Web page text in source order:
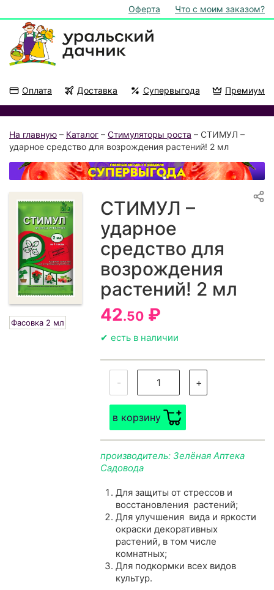
Оферта Что с моим заказом?
Оплата Доставка Супервыгода Премиум
На главную – Каталог – Стимуляторы роста – СТИМУЛ –
ударное средство для возрождения растений! 2 мл
Фасовка 2 мл
СТИМУЛ –
ударное
средство для
возрождения
растений! 2 мл
42.50 ₽
✔ есть в наличии
- +
в корзину
производитель: Зелёная Аптека
Садовода
Для защиты от стрессов и
восстановления растений;
Для улучшения вида и яркости
окраски декоративных
растений, в том числе
комнатных;
Для подкормки всех видов
культур.